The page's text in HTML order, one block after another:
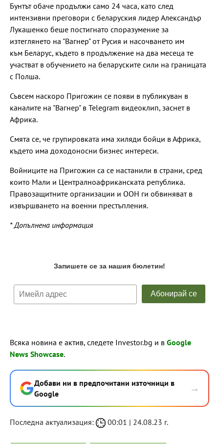
Бунтът обаче продължи само 24 часа, като след
интензивни преговори с беларуския лидер Александър
Лукашенко беше постигнато споразумение за
изтеглянето на "Вагнер" от Русия и насочването им
към Беларус, където в продължение на два месеца те
участват в обучението на беларуските сили на границата
с Полша.
Съвсем наскоро Пригожин се появи в публикуван в
каналите на "Вагнер" в Telegram видеоклип, заснет в
Африка.
Смята се, че групировката има хиляди бойци в Африка,
където има доходоносни бизнес интереси.
Войниците на Пригожин са се настанили в страни, сред
които Мали и Централноафриканската република.
Правозащитните организации и ООН ги обвиняват в
извършването на военни престъпления.
* Допълнена информация
Всяка новина е актив, следете Investor.bg и в Google
News Showcase.
Добави ни в предпочитани източници в
Google
→
Последна актуализация: 00:01 | 24.08.23 г.